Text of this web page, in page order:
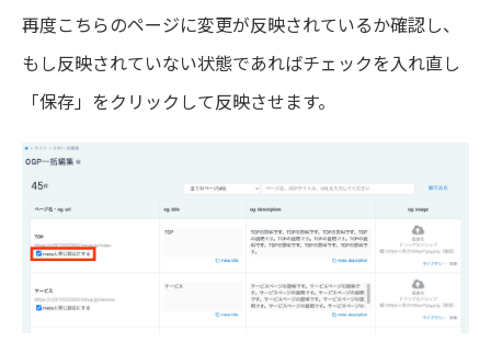
再度こちらのページに変更が反映されているか確認し、
もし反映されていない状態であればチェックを入れ直し
「保存」をクリックして反映させます。